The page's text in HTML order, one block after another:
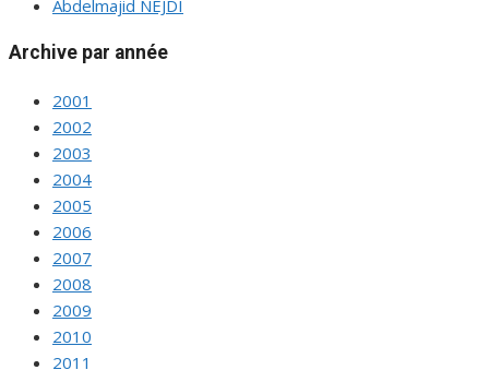
Abdelmajid NEJDI
Archive par année
2001
2002
2003
2004
2005
2006
2007
2008
2009
2010
2011